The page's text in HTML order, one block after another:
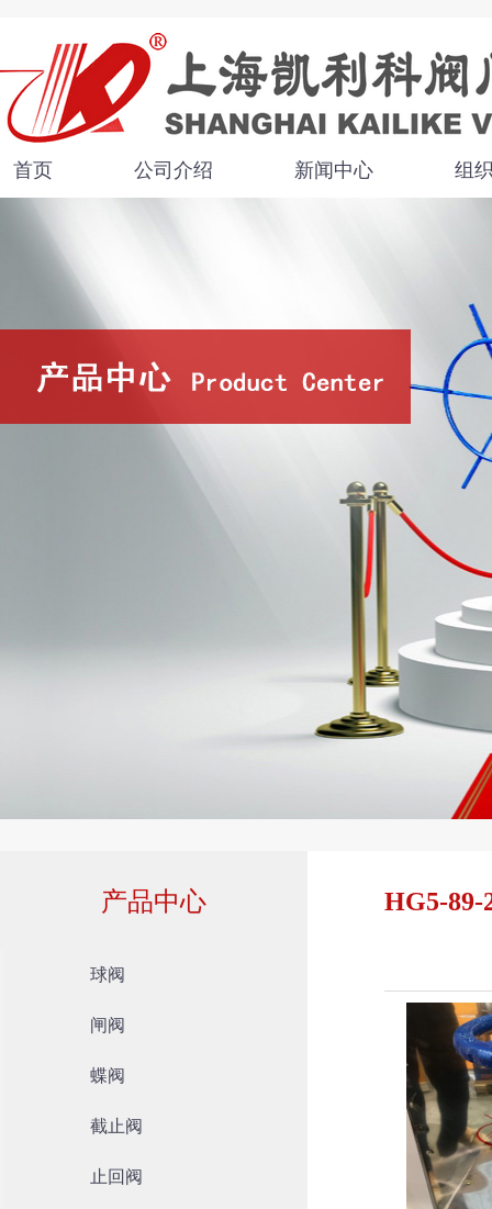
首页 公司介绍 新闻中心 组
产品中心
球阀
闸阀
蝶阀
截止阀
止回阀
HG5-89-